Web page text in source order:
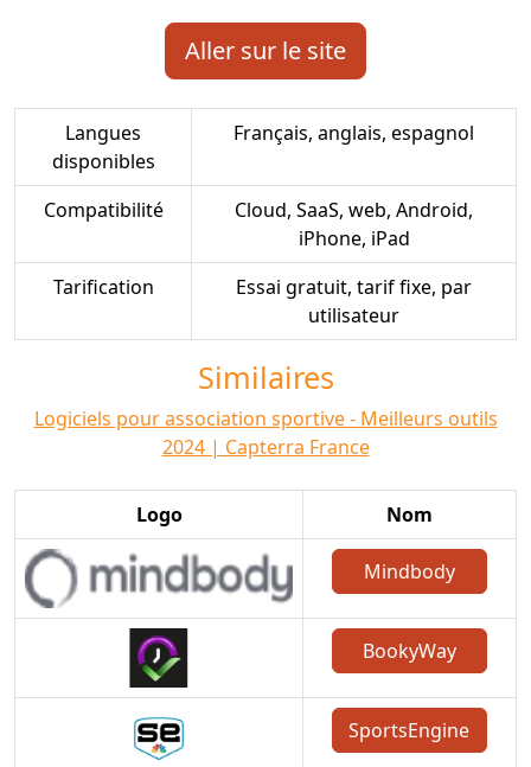
Aller sur le site
Langues
disponibles
Français, anglais, espagnol
Compatibilité
Cloud, SaaS, web, Android,
iPhone, iPad
Tarification
Essai gratuit, tarif fixe, par
utilisateur
Similaires
Logiciels pour association sportive - Meilleurs outils
2024 | Capterra France
Logo Nom
Mindbody
BookyWay
SportsEngine